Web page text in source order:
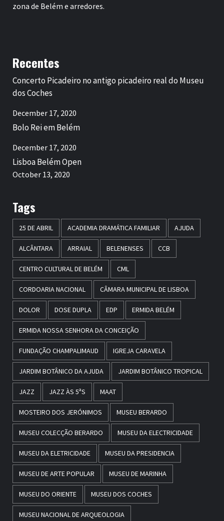
zona de Belém e arredores.
Recentes
Concerto Picadeiro no antigo picadeiro real do Museu
dos Coches
December 17, 2020
Bolo Rei em Belém
December 17, 2020
Lisboa Belém Open
October 13, 2020
Tags
25 DE ABRIL ACADEMIA DRAMÁTICA FAMILIAR AJUDA
ALCÂNTARA ARRAIAL BELENENSES CCB
CENTRO CULTURAL DE BELÉM CML
CORDOARIA NACIONAL CÂMARA MUNICIPAL DE LISBOA
DOLOR DOSE DUPLA EDP ERMIDA BELÉM
ERMIDA NOSSA SENHORA DA CONCEIÇÃO
FUNDAÇÃO CHAMPALIMAUD IGREJA CARAVELA
JARDIM BOTÂNICO DA AJUDA JARDIM BOTÂNICO TROPICAL
JAZZ JAZZ ÀS 5ªS MAAT
MOSTEIRO DOS JERÓNIMOS MUSEU BERARDO
MUSEU COLECÇÃO BERARDO MUSEU DA ELECTRICIDADE
MUSEU DA ELETRICIDADE MUSEU DA PRESIDENCIA
MUSEU DE ARTE POPULAR MUSEU DE MARINHA
MUSEU DO ORIENTE MUSEU DOS COCHES
MUSEU NACIONAL DE ARQUEOLOGIA